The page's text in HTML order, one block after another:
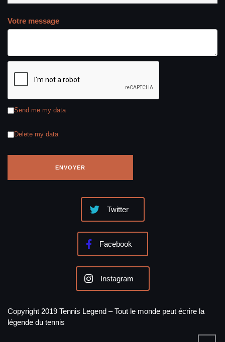
Votre message
Send me my data
Delete my data
Twitter
Facebook
Instagram
Copyright 2019 Tennis Legend – Tout le monde peut écrire la
légende du tennis